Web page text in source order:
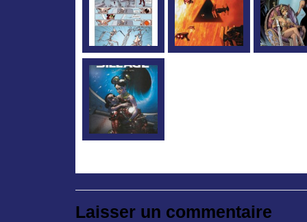
Laisser un commentaire